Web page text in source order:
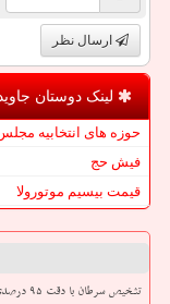
ارسال نظر
لینک دوستان
حوزه های انتخابیه
فیش حج
قیمت بیسیم موتورولا
تشخیص